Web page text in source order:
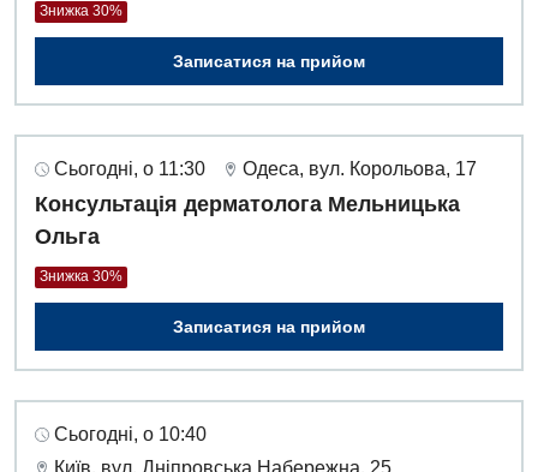
Знижка 30%
Записатися на прийом
Сьогодні, о 11:30 Одеса, вул. Корольова, 17
Консультація дерматолога Мельницька
Ольга
Знижка 30%
Записатися на прийом
Сьогодні, о 10:40
Київ, вул. Дніпровська Набережна, 25